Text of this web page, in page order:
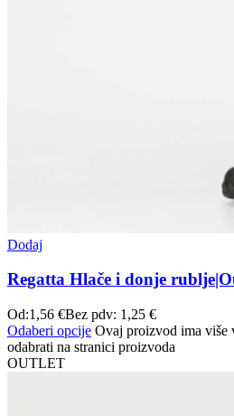
Dodaj
Regatta Hlače i donje
Od:1,56 €Bez pdv: 1,25 €
Odaberi opcije Ovaj proizvod ima više
odabrati na stranici proizvoda
OUTLET